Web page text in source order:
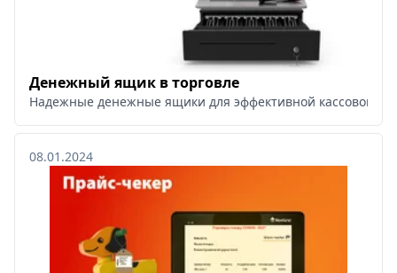
Денежный ящик в торговле
Надежные денежные ящики для эффективной кассовой
08.01.2024